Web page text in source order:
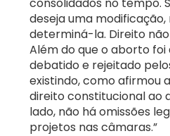
deseja uma modificação,
determiná-la. Direito
Além do que o aborto
debatido e rejeitado
existindo, como afirmou
direito constitucional ao
lado, não há omissões
projetos nas câmaras.”